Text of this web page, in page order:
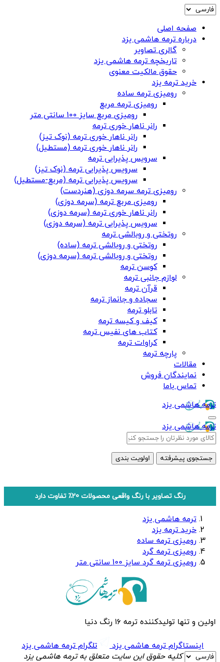
صفحه اصلی
درباره ترمه هاشمی یزد
گالری تصاویر
تاریخچه ترمه هاشمی یزد
حقوق مالکیت معنوی
خرید ترمه یزد
رومیزی ترمه ساده
رومیزی ترمه مربع
رومیزی مربع سایز 100 سانتی متر
رانر ناهار خوری ترمه
رانر ناهار خوری ترمه (نوک تیز)
رانر ناهار خوری ترمه (مستطیل)
سرویس پذیرایی ترمه
سرویس پذیرایی ترمه (نوک تیز)
سرویس پذیرایی ترمه (مربع-مستطیل)
رومیزی ترمه سرمه دوزی (هنردست)
رومیزی مربع ترمه (سرمه دوزی)
رانر ناهار خوری ترمه (سرمه دوزی)
سرویس پذیرایی ترمه (سرمه دوزی)
روتختی و روبالشی ترمه
روتختی و روبالشی ترمه (ساده)
روتختی و روبالشی ترمه (سرمه دوزی)
کوسن ترمه
لوازم جانبی ترمه
قرآن ترمه
سجاده و جانماز ترمه
تابلو ترمه
کیف و کیسه ترمه
کتاب های نفیس ترمه
کراوات ترمه
پارچه ترمه
مقالات
نمایندگان فروش
تماس باما
ترمه هاشمی یزد
ترمه هاشمی یزد
جستجوی پیشرفته اولویت بندی
رنگ تصاویر با رنگ واقعی محصولات 20٪ تفاوت دارد
ترمه هاشمی یزد
خرید ترمه یزد
رومیزی ترمه ساده
رومیزی ترمه گرد
رومیزی ترمه گرد سایز 100 سانتی متر
اولین و تنها تولیدکننده ترمه ۱۶ رنگ دنیا
اینستاگرام ترمه هاشمی یزد
تلگرام ترمه هاشمی یزد
کلیه حقوق این سایت متعلق به ترمه هاشمی یزد